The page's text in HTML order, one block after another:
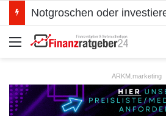
Menü
ARKM.marketing